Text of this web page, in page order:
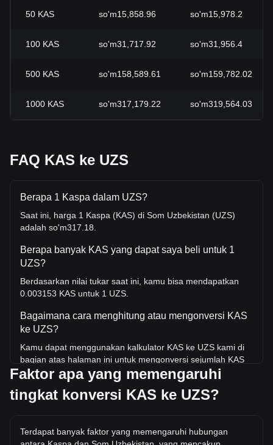
50 KAS so'm15,858.96 so'm15,978.2
100 KAS so'm31,717.92 so'm31,956.4
500 KAS so'm158,589.61 so'm159,782.02
1000 KAS so'm317,179.22 so'm319,564.03
FAQ KAS ke UZS
Berapa 1 Kaspa dalam UZS?
Saat ini, harga 1 Kaspa (KAS) di Som Uzbekistan (UZS)
adalah so'm317.18.
Berapa banyak KAS yang dapat saya beli untuk 1
UZS?
Berdasarkan nilai tukar saat ini, kamu bisa mendapatkan
0.003153 KAS untuk 1 UZS.
Bagaimana cara menghitung atau mengonversi KAS
ke UZS?
Kamu dapat menggunakan kalkulator KAS ke UZS kami di
bagian atas halaman ini untuk mengonversi sejumlah KAS
ke UZS. Kami juga menyertakan tabel referensi cepat untuk
konversi yang paling populer. Misalnya, 5 UZS setara
dengan 0.01576 KAS, sedangkan 5 KAS akan berharga
Berapa harga KAS/UZS tertinggi sepanjang sejarah?
Faktor apa yang memengaruhi
tingkat konversi KAS ke UZS?
Terdapat banyak faktor yang memengaruhi hubungan